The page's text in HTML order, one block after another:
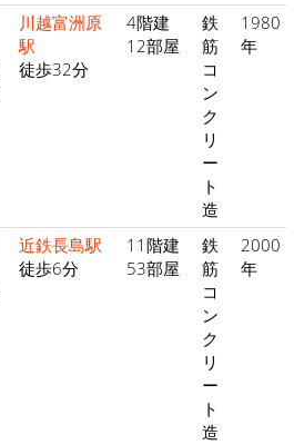
川越富洲原
駅
徒歩32分
4階建
12部屋
鉄
筋
コ
ン
ク
リ
ー
ト
造
1980
年
近鉄長島駅
徒歩6分
11階建
53部屋
鉄
筋
コ
ン
ク
リ
ー
ト
造
2000
年